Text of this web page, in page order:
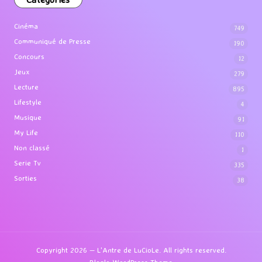
Cinéma 749
Communiqué de Presse 190
Concours 12
Jeux 279
Lecture 895
Lifestyle 4
Musique 91
My Life 110
Non classé 1
Serie Tv 335
Sorties 38
Copyright 2026 — L'Antre de LuCioLe. All rights reserved.